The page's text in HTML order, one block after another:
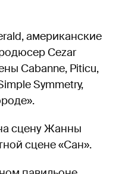
американские
Cezar
Cabanne, Piticu,
Symmetry,
сцену Жанны
сцене «Сан».